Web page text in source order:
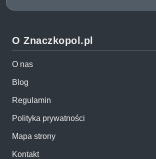
O Znaczkopol.pl
O nas
Blog
Regulamin
Polityka prywatności
Mapa strony
Kontakt